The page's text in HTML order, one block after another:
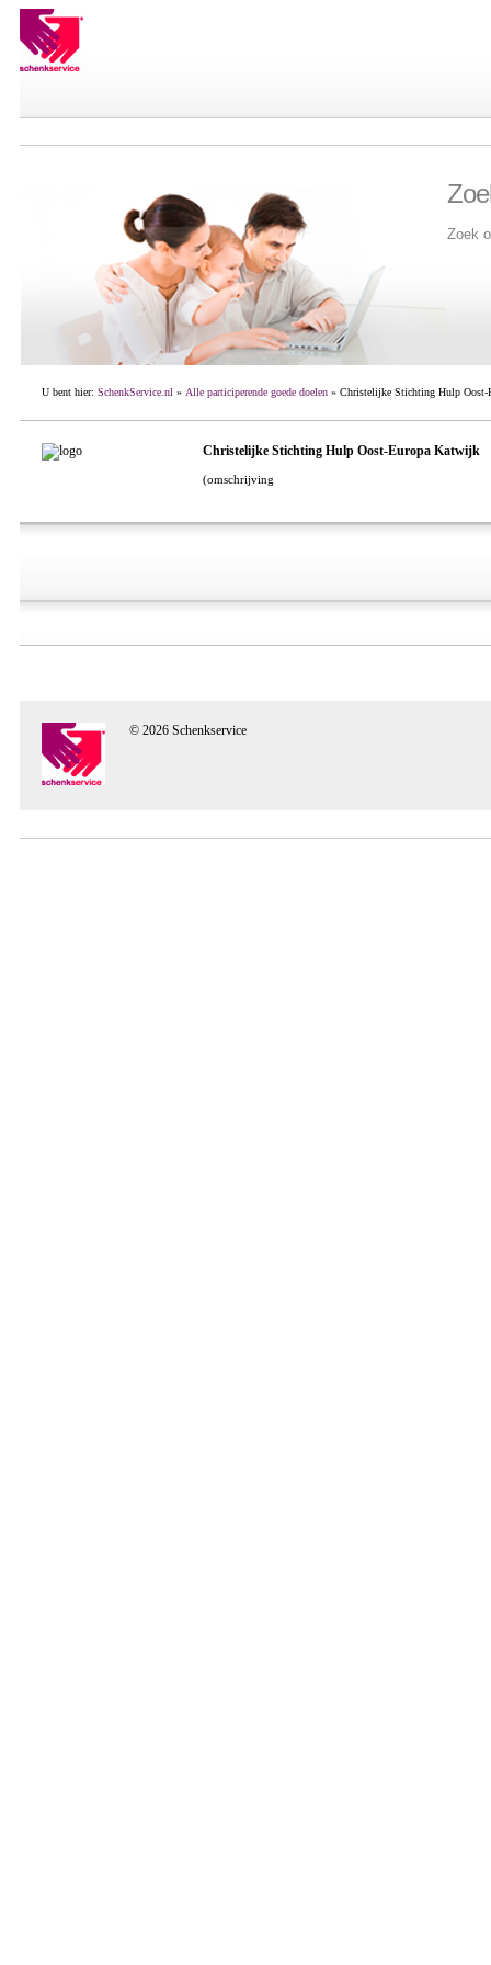
Zoek
U bent hier: SchenkService.nl » Alle participerende goede doelen» Christelijke Stichting Hulp Oost-
Christelijke Stichting Hulp Oost-Europa Katwijk
(omschrijving
© 2026 Schenkservice